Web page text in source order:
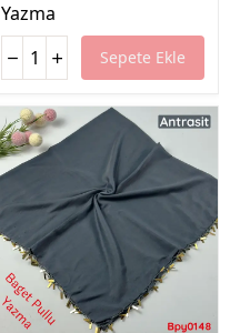
Yazma
Sepete Ekle
%43 İndirim